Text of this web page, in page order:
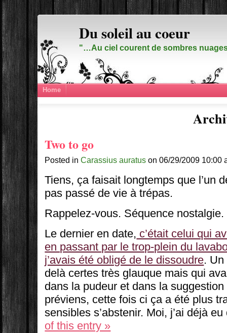
Du soleil au coeur
"…Au ciel courent de sombres
Home
Two to go
Posted inCarassius auratus on 06/29/2009 10:00
Tiens, ça faisait longtemps que l’un
pas passé de vie à trépas.
Rappelez-vous. Séquence nostalgie.
Le dernier en date, c’était celui qui
en passant par le trop-plein du
j’avais été obligé de le dissoudre. Un
delà certes très glauque mais qui
dans la pudeur et dans la
préviens, cette fois ci ça a été plus
sensibles s’abstenir. Moi, j’ai déjà
of this entry »